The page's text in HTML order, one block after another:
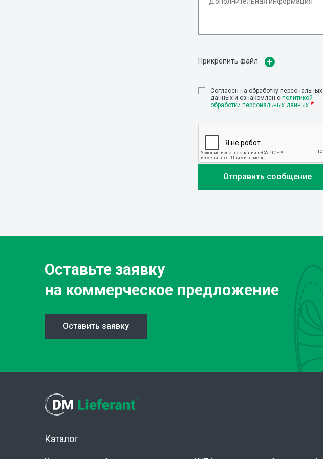
Прикрепить файл
Cогласен на обработку персональных
данных и ознакомлен с политикой
обработки персональных данных
Оставьте заявку
на коммерческое предложение
Оставить заявку
Каталог